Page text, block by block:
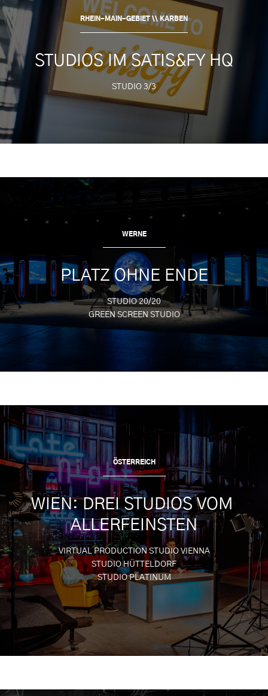
RHEIN-MAIN-GEBIET \\ KARBEN
STUDIOS IM SATIS&FY HQ
STUDIO 3/3
WERNE
PLATZ OHNE ENDE
STUDIO 20/20
GREEN SCREEN STUDIO
ÖSTERREICH
WIEN: DREI STUDIOS VOM
ALLERFEINSTEN
VIRTUAL PRODUCTION STUDIO VIENNA
STUDIO HÜTTELDORF
STUDIO PLATINUM